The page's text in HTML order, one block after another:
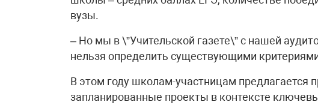
вузы.
– Но мы в \”Учительской газете\” с нашей
нельзя определить существующими
В этом году школам-участницам предлагается
запланированные проекты в контексте